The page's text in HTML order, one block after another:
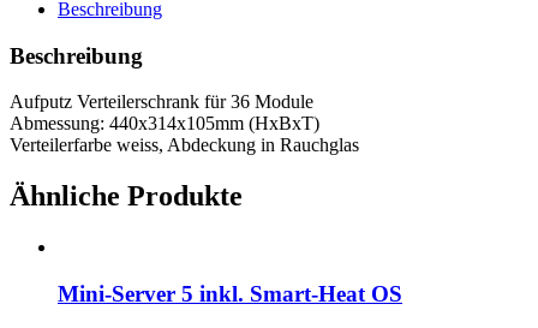
Beschreibung
Beschreibung
Aufputz Verteilerschrank für 36 Module
Abmessung: 440x314x105mm (HxBxT)
Verteilerfarbe weiss, Abdeckung in Rauchglas
Ähnliche Produkte
Mini-Server 5 inkl. Smart-Heat OS